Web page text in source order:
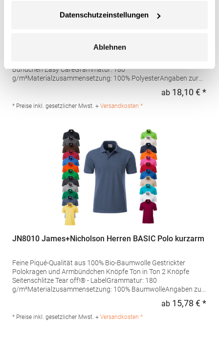
Datenschutzeinstellungen
Ablehnen
Bündchen Easy CareGrammatur: 180
g/m²Materialzusammensetzung: 100% PolyesterAngaben zur
Kingsfordweg 151 1043GR Amsterdam Niederlande E-Mail:
marketing@henbury.com
ab 18,10 € *
* Preise inkl. gesetzlicher Mwst. + Versandkosten *
JN8010 James+Nicholson Herren BASIC Polo kurzarm
Feine Piqué-Qualität aus 100% Bio-Baumwolle Gestrickter
Polokragen und Armbündchen Knöpfe Ton in Ton 2 Knöpfe
Seitenschlitze Tear off!® - LabelGrammatur: 180
g/m²Materialzusammensetzung: 100% BaumwolleAngaben zur
GmbH Vor dem Weißen Stein 25-31 72461 Albstadt Deutschland
E-Mail: info@daiber.de
ab 15,78 € *
* Preise inkl. gesetzlicher Mwst. + Versandkosten *